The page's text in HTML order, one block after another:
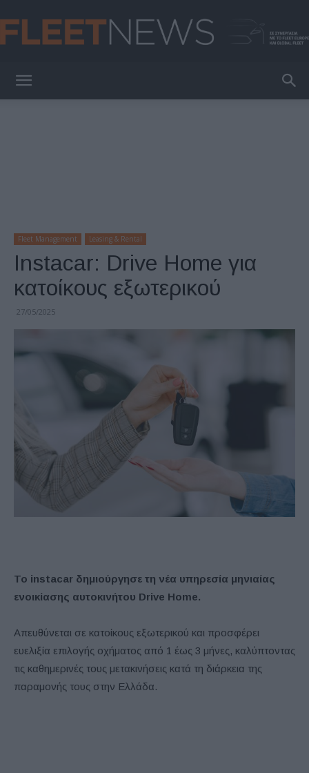
Fleet Management Leasing & Rental
Instacar: Drive Home για
κατοίκους εξωτερικού
27/05/2025
To instacar δημιούργησε τη νέα υπηρεσία μηνιαίας
ενοικίασης αυτοκινήτου Drive Home.
Aπευθύνεται σε κατοίκους εξωτερικού και προσφέρει
ευελιξία επιλογής οχήματος από 1 έως 3 μήνες, καλύπτοντας
τις καθημερινές τους μετακινήσεις κατά τη διάρκεια της
παραμονής τους στην Ελλάδα.